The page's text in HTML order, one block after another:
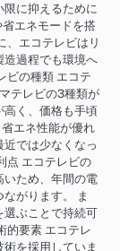
に抑えるために
エネモードを搭
、エコテレビはリ
造過程でも環境へ
ビの種類 エコテ
テレビの3種類が
高く、価格も手頃
エネ性能が優れ
では少なくなっ
点 エコテレビの
いため、年間の電
がります。 ま
選ぶことで持続可
的要素 エコテレ
を採用していま